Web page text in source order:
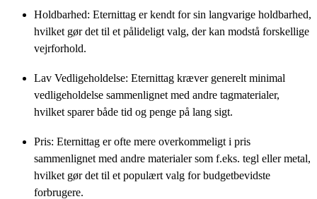
Holdbarhed: Eternittag er kendt for sin langvarige holdbarhed,
hvilket gør det til et pålideligt valg, der kan modstå forskellige
vejrforhold.
Lav Vedligeholdelse: Eternittag kræver generelt minimal
vedligeholdelse sammenlignet med andre tagmaterialer,
hvilket sparer både tid og penge på lang sigt.
Pris: Eternittag er ofte mere overkommeligt i pris
sammenlignet med andre materialer som f.eks. tegl eller metal,
hvilket gør det til et populært valg for budgetbevidste
forbrugere.